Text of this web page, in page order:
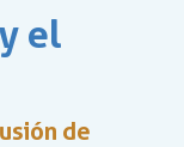
el
de